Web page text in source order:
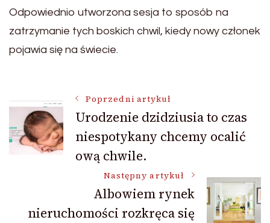
Odpowiednio utworzona sesja to sposób na
zatrzymanie tych boskich chwil, kiedy nowy członek
pojawia się na świecie.
Nawigacja
wpisu
Poprzedni artykuł
Urodzenie dzidziusia to czas
niespotykany chcemy ocalić
ową chwile.
Następny artykuł
Albowiem rynek
nieruchomości rozkręca się